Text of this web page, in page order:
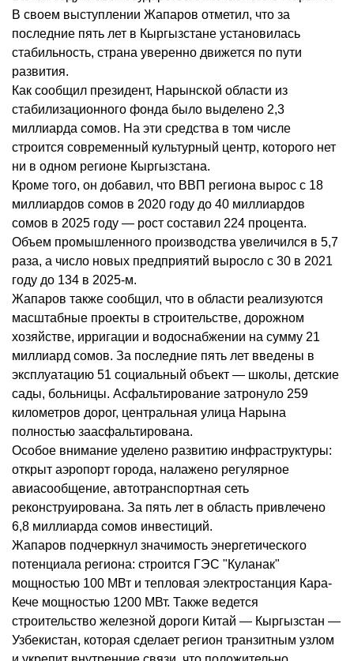
В своем выступлении Жапаров отметил, что за
последние пять лет в Кыргызстане установилась
стабильность, страна уверенно движется по пути
развития.
Как сообщил президент, Нарынской области из
стабилизационного фонда было выделено 2,3
миллиарда сомов. На эти средства в том числе
строится современный культурный центр, которого нет
ни в одном регионе Кыргызстана.
Кроме того, он добавил, что ВВП региона вырос с 18
миллиардов сомов в 2020 году до 40 миллиардов
сомов в 2025 году — рост составил 224 процента.
Объем промышленного производства увеличился в 5,7
раза, а число новых предприятий выросло с 30 в 2021
году до 134 в 2025-м.
Жапаров также сообщил, что в области реализуются
масштабные проекты в строительстве, дорожном
хозяйстве, ирригации и водоснабжении на сумму 21
миллиард сомов. За последние пять лет введены в
эксплуатацию 51 социальный объект — школы, детские
сады, больницы. Асфальтирование затронуло 259
километров дорог, центральная улица Нарына
полностью заасфальтирована.
Особое внимание уделено развитию инфраструктуры:
открыт аэропорт города, налажено регулярное
авиасообщение, автотранспортная сеть
реконструирована. За пять лет в область привлечено
6,8 миллиарда сомов инвестиций.
Жапаров подчеркнул значимость энергетического
потенциала региона: строится ГЭС "Куланак"
мощностью 100 МВт и тепловая электростанция Кара-
Кече мощностью 1200 МВт. Также ведется
строительство железной дороги Китай — Кыргызстан —
Узбекистан, которая сделает регион транзитным узлом